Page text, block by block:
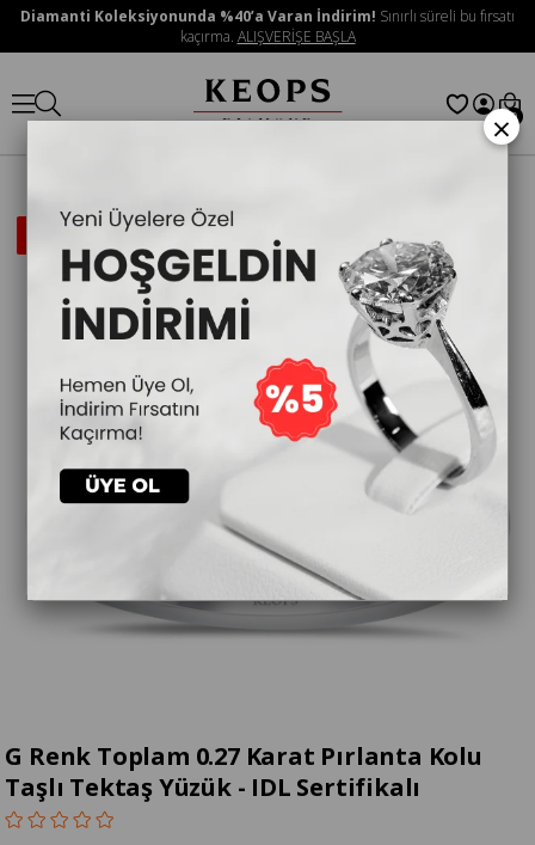
Diamanti Koleksiyonunda %40’a Varan İndirim! Sınırlı süreli bu fırsatı
kaçırma. ALIŞVERİŞE BAŞLA
0
İNDIRIMLI
G Renk Toplam 0.27 Karat Pırlanta Kolu
Taşlı Tektaş Yüzük - IDL Sertifikalı
×